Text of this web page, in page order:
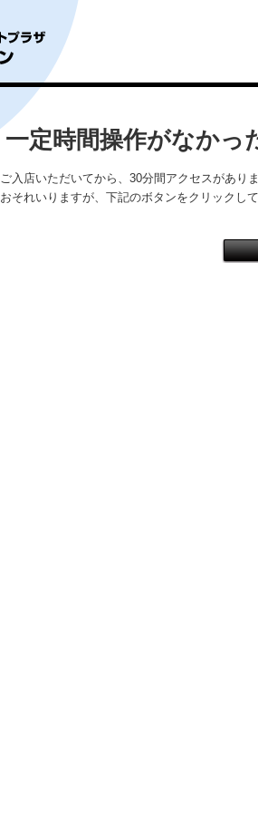
一定時間操作がなかっ
ご入店いただいてから、30分間アクセスがあり
おそれいりますが、下記のボタンをクリックし